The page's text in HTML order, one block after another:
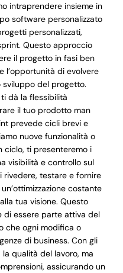
intraprendere insieme in
software personalizzato
personalizzati,
Questo approccio
il progetto in fasi ben
l’opportunità di evolvere
del progetto.
dà la flessibilità
il tuo prodotto man
prevede cicli brevi e
nuove funzionalità o
ciclo, ti presenteremo i
visibilità e controllo sul
rivedere, testare e fornire
costante
tua visione. Questo
di essere parte attiva del
che ogni modifica o
di business. Con gli
qualità del lavoro, ma
assicurando un